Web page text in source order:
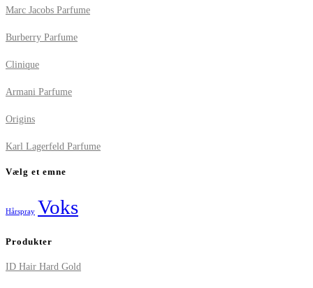
Marc Jacobs Parfume
Burberry Parfume
Clinique
Armani Parfume
Origins
Karl Lagerfeld Parfume
Vælg et emne
Hårspray Voks
Produkter
ID Hair Hard Gold